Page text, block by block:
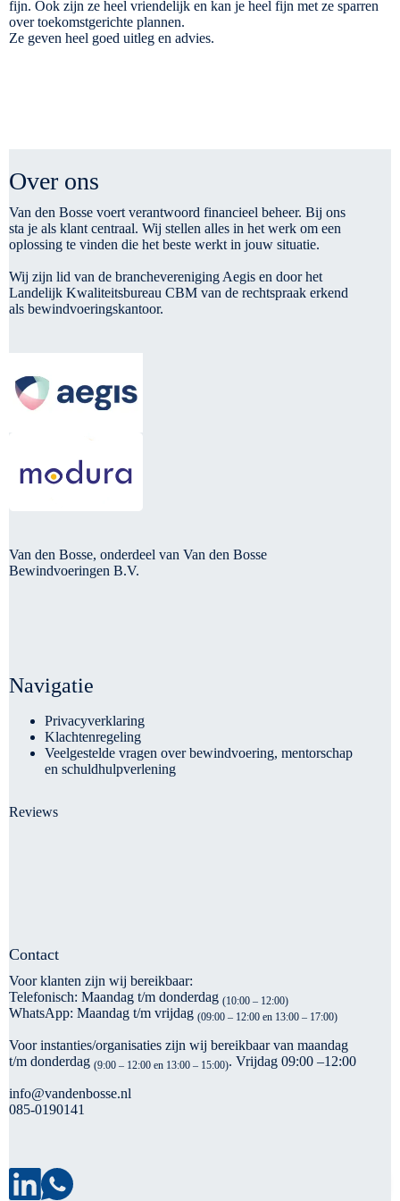
fijn. Ook zijn ze heel vriendelijk en kan je heel fijn met ze sparren
over toekomstgerichte plannen.
Ze geven heel goed uitleg en advies.
Over ons
Van den Bosse voert verantwoord financieel beheer. Bij ons
sta je als klant centraal. Wij stellen alles in het werk om een
oplossing te vinden die het beste werkt in jouw situatie.
Wij zijn lid van de branchevereniging Aegis en door het
Landelijk Kwaliteitsbureau CBM van de rechtspraak erkend
als bewindvoeringskantoor.
Van den Bosse, onderdeel van Van den Bosse
Bewindvoeringen B.V.
Navigatie
Privacyverklaring
Klachtenregeling
Veelgestelde vragen over bewindvoering, mentorschap
en schuldhulpverlening
Reviews
Contact
Voor klanten zijn wij bereikbaar:
Telefonisch: Maandag t/m donderdag (10:00 – 12:00)
WhatsApp: Maandag t/m vrijdag (09:00 – 12:00 en 13:00 – 17:00)
Voor instanties/organisaties zijn wij bereikbaar van maandag
t/m donderdag (9:00 – 12:00 en 13:00 – 15:00). Vrijdag 09:00 –12:00
info@vandenbosse.nl
085-0190141